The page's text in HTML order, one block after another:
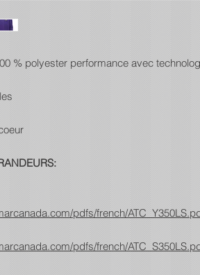
% polyester performance avec
pdfs/french/
pdfs/french/